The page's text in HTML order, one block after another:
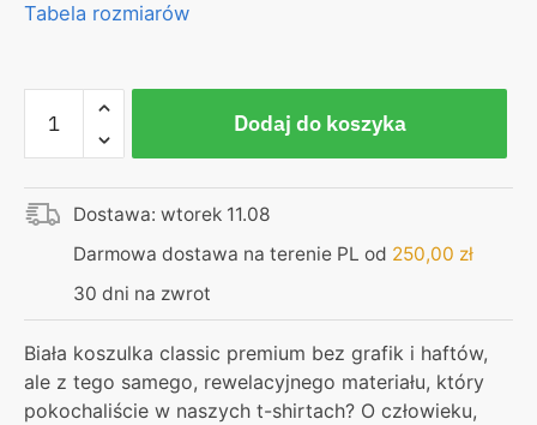
Tabela rozmiarów
Koszulka
Classic
Premium
|
Dodaj do koszyka
Dostawa: wtorek 11.08
Darmowa dostawa na terenie PL od 250,00 zł
30 dni na zwrot
Biała koszulka classic premium bez grafik i haftów,
ale z tego samego, rewelacyjnego materiału, który
pokochaliście w naszych t-shirtach? O człowieku,